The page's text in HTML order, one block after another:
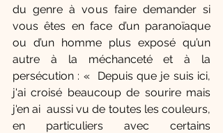
du genre à vous faire demander si
vous êtes en face d’un paranoïaque
ou d’un homme plus exposé qu’un
autre à la méchanceté et à la
persécution : «  Depuis que je suis ici,
j'ai croisé beaucoup de sourire mais
j'en ai  aussi vu de toutes les couleurs,
en particuliers avec certains